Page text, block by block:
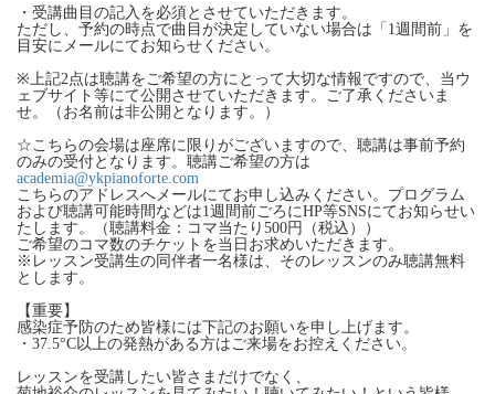
・受講曲目の記入を必須とさせていただきます。
ただし、予約の時点で曲目が決定していない場合は「1週間前」を
目安にメールにてお知らせください。
※上記2点は聴講をご希望の方にとって大切な情報ですので、当ウ
ェブサイト等にて公開させていただきます。ご了承くださいま
せ。（お名前は非公開となります。）
☆こちらの会場は座席に限りがございますので、聴講は事前予約
のみの受付となります。聴講ご希望の方は
academia@ykpianoforte.com
こちらのアドレスへメールにてお申し込みください。プログラム
および聴講可能時間などは1週間前ごろにHP等SNSにてお知らせい
たします。（聴講料金：コマ当たり500円（税込））
ご希望のコマ数のチケットを当日お求めいただきます。
※レッスン受講生の同伴者一名様は、そのレッスンのみ聴講無料
とします。
【重要】
感染症予防のため皆様には下記のお願いを申し上げます。
・37.5°C以上の発熱がある方はご来場をお控えください。
レッスンを受講したい皆さまだけでなく、